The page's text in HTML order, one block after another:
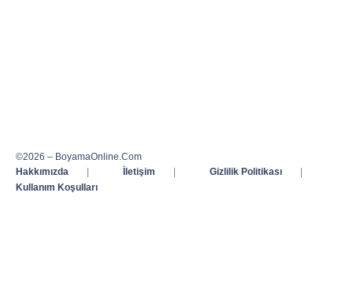
©2026 – BoyamaOnline.Com
Hakkımızda
| İletişim | Gizlilik Politikası
|
Kullanım Koşulları